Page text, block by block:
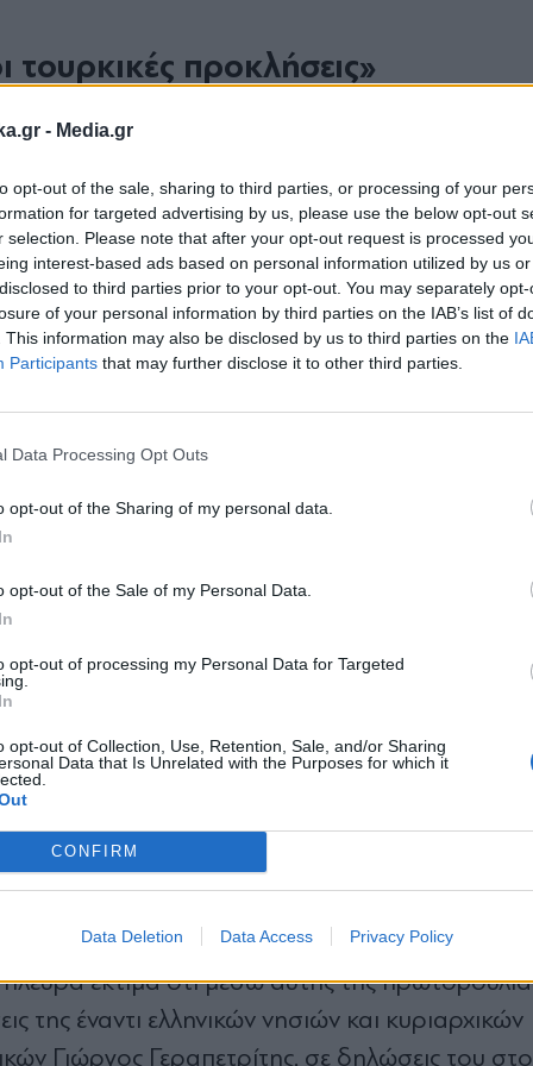
- Media.gr
opt-out of the sale, sharing to third parties, or processing of your
for targeted advertising by us, please use the below opt-out
selection. Please note that after your opt-out request is processed
interest-based ads based on personal information utilized by us
to third parties prior to your opt-out. You may separately
of your personal information by third parties on the IAB’s list of
This information may also be disclosed by us to third parties on the
Participants that may further disclose it to other third parties.
Data Processing Opt Outs
opt-out of the Sharing of my personal data.
opt-out of the Sale of my Personal Data.
opt-out of processing my Personal Data for Targeted
opt-out of Collection, Use, Retention, Sale, and/or Sharing
Data that Is Unrelated with the Purposes for which it
CONFIRM
Data Deletion Data Access Privacy Policy
τουρκικές προκλήσεις»
Εθνικής Άμυνας Νίκος Δένδιας άφησε
Ελλάδα βρίσκεται αντιμέτωπη με
με την επίκληση ανύπαρκτων δικαιωμάτων».
ότι το Αιγαίο μπορεί να αποτελέσει χώρο
τους κανόνες του Διεθνούς Δικαίου
την Τουρκία.
εθνική άμυνα και ασφάλεια, ο Νίκος Δένδιας
παραβιάζουν ευθέως τους κανόνες της
που παραβιάζουν ευθέως τους
φορές ακόμα και της κοινής λογικής»,
αυτοί βρίσκονται «ευθέως αντίθετοι σε κάθε
τα ελληνικά νησιά έχουν «ούτε περισσότερα
του ΟΗΕ για το Δίκαιο της Θάλασσας.
φιλίας και συνάντησης. Αλλά για να γίνει
ότι προωθεί νομοθετική ρύθμιση για
με την Άγκυρα– θα καθορίζει αρμοδιότητες
εκτιμά ότι μέσω αυτής της
της έναντι ελληνικών νησιών και κυριαρχικών
Γιώργος Γεραπετρίτης, σε δηλώσεις του
newsletter
Αποδέχομαι τουςόρους χρήσης